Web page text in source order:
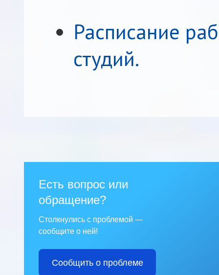
Расписание
студий.
Есть вопрос или
обращение?
Столкнулись с проблемой —
сообщите о ней!
Сообщить о проблеме